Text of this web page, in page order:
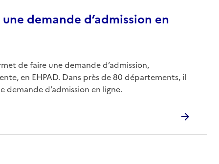
demande d’admission en
de faire une demande d’admission,
en EHPAD. Dans près de 80 départements, il
demande d’admission en ligne.